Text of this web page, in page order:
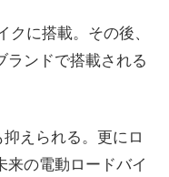
に搭載。その後、
ランドで搭載される
えられる。更にロ
来の電動ロードバイ